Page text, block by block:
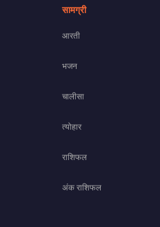
सामग्री
आरती
भजन
चालीसा
त्योहार
राशिफल
अंक राशिफल